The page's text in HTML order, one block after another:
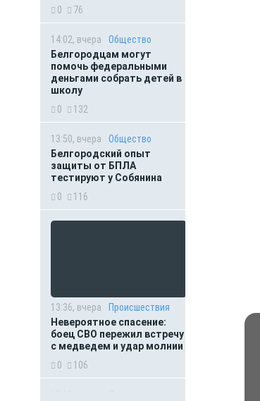
0
76
14:02, вчера
Общество
Белгородцам могут
помочь федеральными
деньгами собрать детей в
школу
0
132
13:50, вчера
Общество
Белгородский опыт
защиты от БПЛА
тестируют у Собянина
0
116
13:36, вчера
Происшествия
Невероятное спасение:
боец СВО пережил встречу
с медведем и удар молнии
0
106
Происшествия